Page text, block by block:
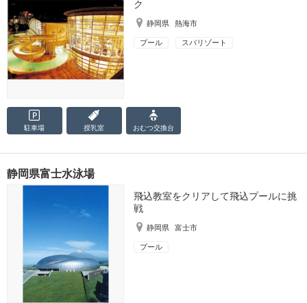
ク
静岡県 熱海市
プール スパリゾート
駐車場 授乳室 おむつ交換台
静岡県富士水泳場
飛込教室をクリアして飛込プールに挑
戦
静岡県 富士市
プール